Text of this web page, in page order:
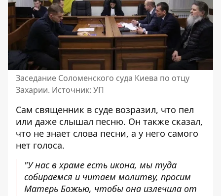
Заседание Соломенского суда Киева по отцу
Захарии. Источник: УП
Сам священник в суде возразил, что пел
или даже слышал песню. Он также сказал,
что не знает слова песни, а у него самого
нет голоса.
"У нас в храме есть икона, мы туда
собираемся и читаем молитву, просим
Матерь Божью, чтобы она излечила от